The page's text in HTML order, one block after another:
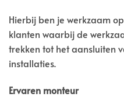
Hierbij ben je werkzaam
klanten waarbij de
trekken tot het aansluiten
installaties.
Ervaren monteur